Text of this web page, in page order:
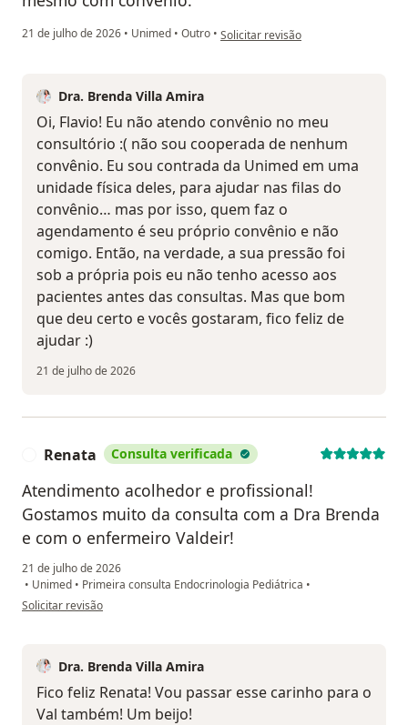
21 de julho de 2026 • Unimed • Outro • na opinião do utilizador Flavio
Solicitar revisão
Dra. Brenda Villa Amira
Oi, Flavio! Eu não atendo convênio no meu
consultório :( não sou cooperada de nenhum
convênio. Eu sou contrada da Unimed em uma
unidade física deles, para ajudar nas filas do
convênio… mas por isso, quem faz o
agendamento é seu próprio convênio e não
comigo. Então, na verdade, a sua pressão foi
sob a própria pois eu não tenho acesso aos
pacientes antes das consultas. Mas que bom
que deu certo e vocês gostaram, fico feliz de
ajudar :)
21 de julho de 2026
Renata Consulta verificada
Atendimento acolhedor e profissional!
Gostamos muito da consulta com a Dra Brenda
e com o enfermeiro Valdeir!
21 de julho de 2026
• Unimed • Primeira consulta Endocrinologia Pediátrica •
na opinião do utilizador Renata
Solicitar revisão
Dra. Brenda Villa Amira
Fico feliz Renata! Vou passar esse carinho para o
Val também! Um beijo!